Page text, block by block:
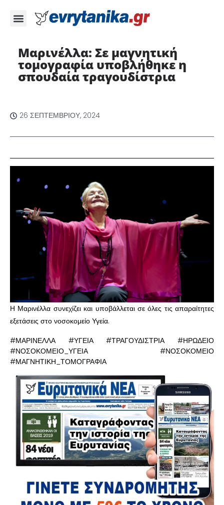
Μαρινέλλα: Σε μαγνητική
τομογραφία υποβλήθηκε η
σπουδαία τραγουδίστρια
26 ΣΕΠΤΕΜΒΡΊΟΥ, 2024
Η Μαρινέλλα συνεχίζει και υποβάλλεται σε όλες τις απαραίτητες
εξετάσεις στο νοσοκομείο Υγεία.
#ΜΑΡΙΝΕΛΛΑ #ΥΓΕΙΑ #ΤΡΑΓΟΥΔΙΣΤΡΙΑ #ΗΡΩΔΕΙΟ
#ΝΟΣΟΚΟΜΕΙΟ_ΥΓΕΙΑ #ΝΟΣΟΚΟΜΕΙΟ
#ΜΑΓΝΗΤΙΚΗ_ΤΟΜΟΓΡΑΦΙΑ